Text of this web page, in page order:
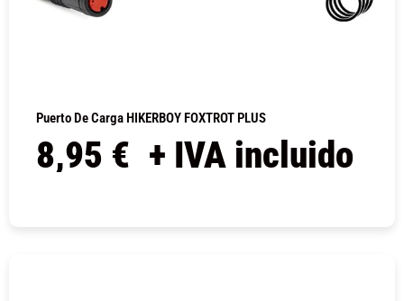
Puerto De Carga HIKERBOY FOXTROT PLUS
8,95 € + IVA incluido